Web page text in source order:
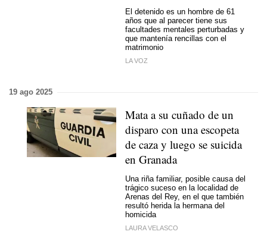
El detenido es un hombre de 61
años que al parecer tiene sus
facultades mentales perturbadas y
que mantenía rencillas con el
matrimonio
LA VOZ
19 ago 2025
Mata a su cuñado de un
disparo con una escopeta
de caza y luego se suicida
en Granada
Una riña familiar, posible causa del
trágico suceso en la localidad de
Arenas del Rey, en el que también
resultó herida la hermana del
homicida
LAURA VELASCO